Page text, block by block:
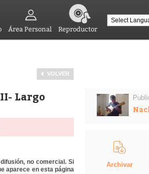
Área Personal Reproductor
VOLVER
Largo
no comercial. Si
aparece en esta página
Archivar